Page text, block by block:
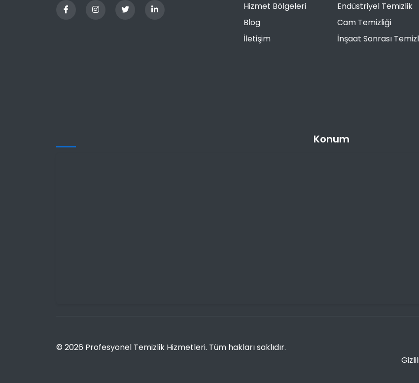
Hizmet Bölgeleri
Blog
İletişim
Endüstriyel Temizlik
Cam Temizliği
İnşaat Sonrası
Konum
© 2026 Profesyonel Temizlik Hizmetleri. Tüm hakları saklıdır.